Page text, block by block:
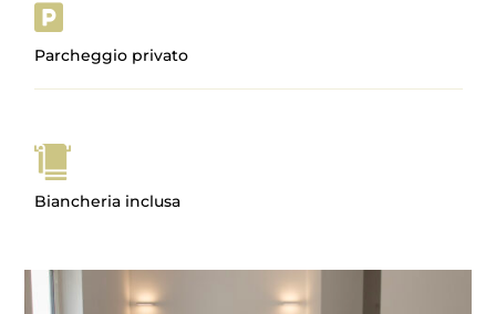

Parcheggio privato
Biancheria inclusa